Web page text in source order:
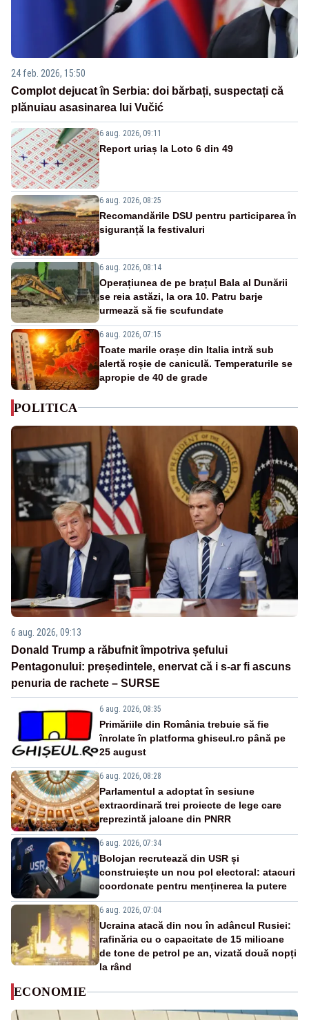
24 feb. 2026, 15:50
Complot dejucat în Serbia: doi bărbați, suspectați că
plănuiau asasinarea lui Vučić
6 aug. 2026, 09:11
Report uriaș la Loto 6 din 49
6 aug. 2026, 08:25
Recomandările DSU pentru participarea în
siguranță la festivaluri
6 aug. 2026, 08:14
Operațiunea de pe brațul Bala al Dunării
se reia astăzi, la ora 10. Patru barje
urmează să fie scufundate
6 aug. 2026, 07:15
Toate marile orașe din Italia intră sub
alertă roșie de caniculă. Temperaturile se
apropie de 40 de grade
POLITICA
6 aug. 2026, 09:13
Donald Trump a răbufnit împotriva șefului
Pentagonului: președintele, enervat că i s-ar fi ascuns
penuria de rachete – SURSE
6 aug. 2026, 08:35
Primăriile din România trebuie să fie
înrolate în platforma ghiseul.ro până pe
25 august
6 aug. 2026, 08:28
Parlamentul a adoptat în sesiune
extraordinară trei proiecte de lege care
reprezintă jaloane din PNRR
6 aug. 2026, 07:34
Bolojan recrutează din USR și
construiește un nou pol electoral: atacuri
coordonate pentru menținerea la putere
6 aug. 2026, 07:04
Ucraina atacă din nou în adâncul Rusiei:
rafinăria cu o capacitate de 15 milioane
de tone de petrol pe an, vizată două nopți
la rând
ECONOMIE